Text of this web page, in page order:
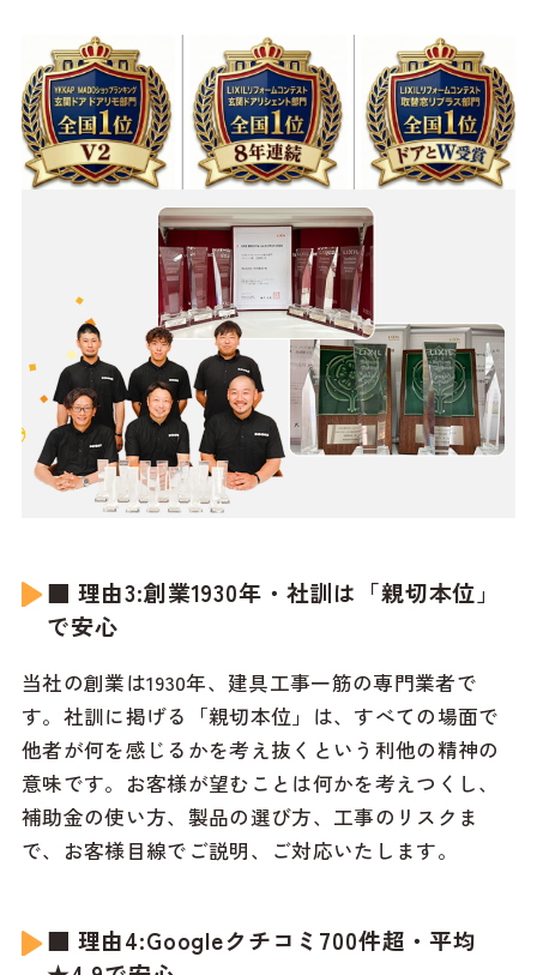
■ 理由3:創業1930年・社訓は「親切本位」
で安心
当社の創業は1930年、建具工事一筋の専門業者で
す。社訓に掲げる「親切本位」は、すべての場面で
他者が何を感じるかを考え抜くという利他の精神の
意味です。お客様が望むことは何かを考えつくし、
補助金の使い方、製品の選び方、工事のリスクま
で、お客様目線でご説明、ご対応いたします。
■ 理由4:Googleクチコミ700件超・平均